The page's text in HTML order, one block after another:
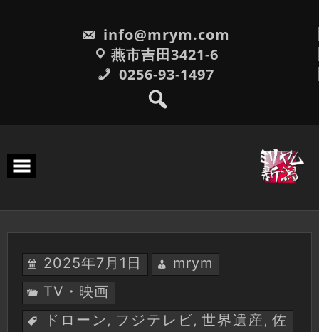
info@mrym.com
燕市吉田3421-6
0256-93-1497
2025年7月1日
mrym
TV・映画
ドローン , フジテレビ, 世界遺産 , 佐